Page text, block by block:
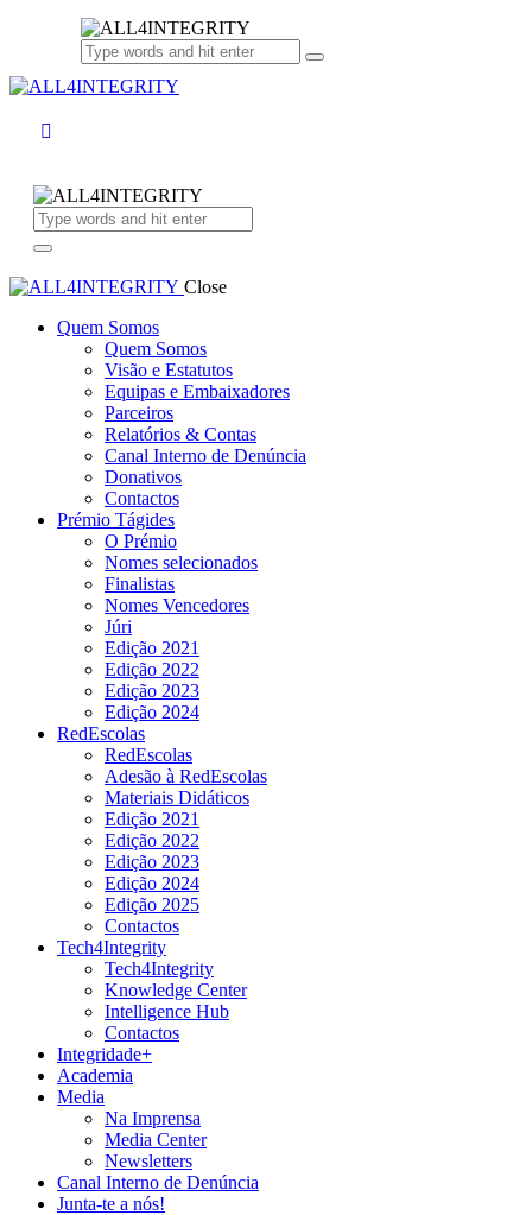
Close
Quem Somos
Quem Somos
Visão e Estatutos
Equipas e Embaixadores
Parceiros
Relatórios & Contas
Canal Interno de Denúncia
Donativos
Contactos
Prémio Tágides
O Prémio
Nomes selecionados
Finalistas
Nomes Vencedores
Júri
Edição 2021
Edição 2022
Edição 2023
Edição 2024
RedEscolas
RedEscolas
Adesão à RedEscolas
Materiais Didáticos
Edição 2021
Edição 2022
Edição 2023
Edição 2024
Edição 2025
Contactos
Tech4Integrity
Tech4Integrity
Knowledge Center
Intelligence Hub
Contactos
Integridade+
Academia
Media
Na Imprensa
Media Center
Newsletters
Canal Interno de Denúncia
Junta-te a nós!